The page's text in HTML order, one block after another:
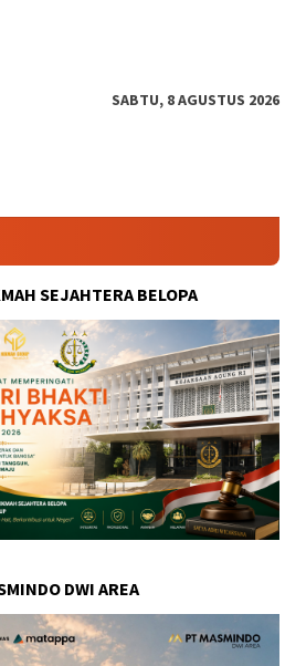
SABTU, 8 AGUSTUS 2026
SEJAHTERA BELOPA
DWI AREA